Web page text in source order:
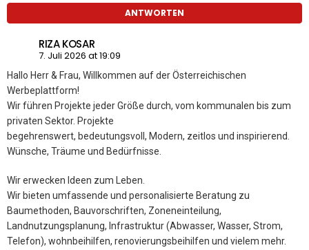
ANTWORTEN
RIZA KOSAR
7. Juli 2026 at 19:09
Hallo Herr & Frau, Willkommen auf der Österreichischen
Werbeplattform!
Wir führen Projekte jeder Größe durch, vom kommunalen bis zum
privaten Sektor. Projekte
begehrenswert, bedeutungsvoll, Modern, zeitlos und inspirierend.
Wünsche, Träume und Bedürfnisse.
Wir erwecken Ideen zum Leben.
Wir bieten umfassende und personalisierte Beratung zu
Baumethoden, Bauvorschriften, Zoneneinteilung,
Landnutzungsplanung, Infrastruktur (Abwasser, Wasser, Strom,
Telefon), wohnbeihilfen, renovierungsbeihilfen und vielem mehr.